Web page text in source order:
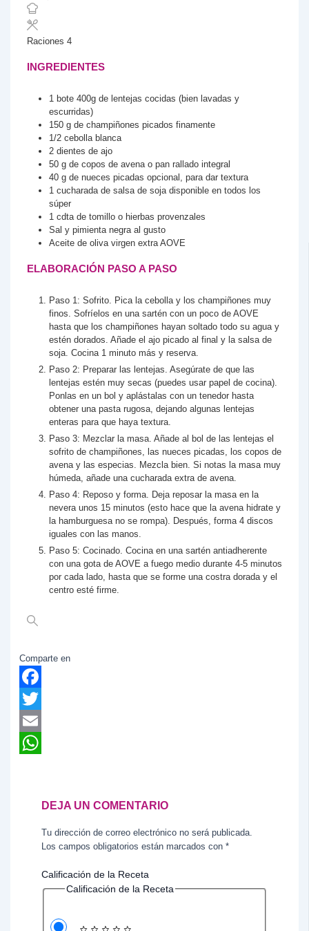
Raciones 4
INGREDIENTES
1 bote 400g de lentejas cocidas (bien lavadas y
escurridas)
150 g de champiñones picados finamente
1/2 cebolla blanca
2 dientes de ajo
50 g de copos de avena o pan rallado integral
40 g de nueces picadas opcional, para dar textura
1 cucharada de salsa de soja disponible en todos los
súper
1 cdta de tomillo o hierbas provenzales
Sal y pimienta negra al gusto
Aceite de oliva virgen extra AOVE
ELABORACIÓN PASO A PASO
Paso 1: Sofrito. Pica la cebolla y los champiñones muy
finos. Sofríelos en una sartén con un poco de AOVE
hasta que los champiñones hayan soltado todo su agua y
estén dorados. Añade el ajo picado al final y la salsa de
soja. Cocina 1 minuto más y reserva.
Paso 2: Preparar las lentejas. Asegúrate de que las
lentejas estén muy secas (puedes usar papel de cocina).
Ponlas en un bol y aplástalas con un tenedor hasta
obtener una pasta rugosa, dejando algunas lentejas
enteras para que haya textura.
Paso 3: Mezclar la masa. Añade al bol de las lentejas el
sofrito de champiñones, las nueces picadas, los copos de
avena y las especias. Mezcla bien. Si notas la masa muy
húmeda, añade una cucharada extra de avena.
Paso 4: Reposo y forma. Deja reposar la masa en la
nevera unos 15 minutos (esto hace que la avena hidrate y
la hamburguesa no se rompa). Después, forma 4 discos
iguales con las manos.
Paso 5: Cocinado. Cocina en una sartén antiadherente
con una gota de AOVE a fuego medio durante 4-5 minutos
por cada lado, hasta que se forme una costra dorada y el
centro esté firme.
Comparte en
Facebook
Twitter
Email
DEJA UN COMENTARIO
Tu dirección de correo electrónico no será publicada.
Los campos obligatorios están marcados con *
Calificación de la Receta
Calificación de la Receta